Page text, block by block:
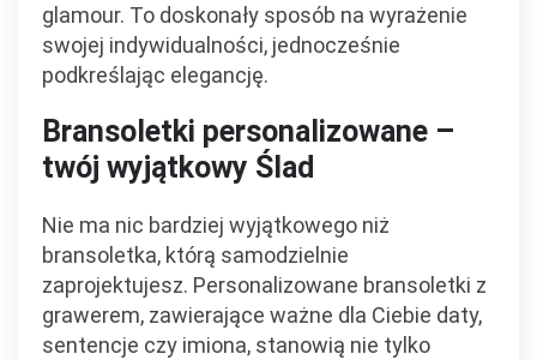
glamour. To doskonały sposób na wyrażenie
swojej indywidualności, jednocześnie
podkreślając elegancję.
Bransoletki personalizowane –
twój wyjątkowy Ślad
Nie ma nic bardziej wyjątkowego niż
bransoletka, którą samodzielnie
zaprojektujesz. Personalizowane bransoletki z
grawerem, zawierające ważne dla Ciebie daty,
sentencje czy imiona, stanowią nie tylko